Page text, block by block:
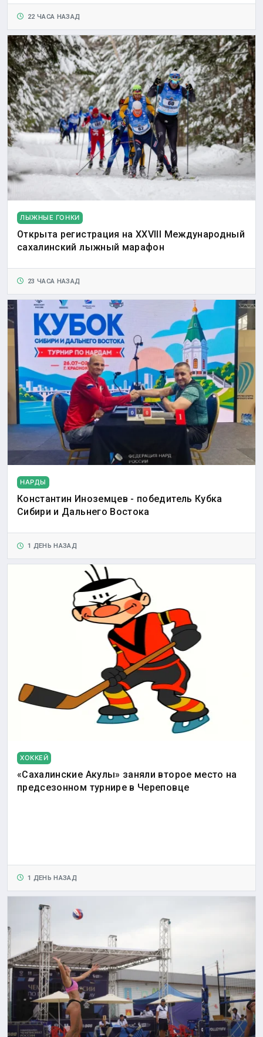
22 ЧАСА НАЗАД
ЛЫЖНЫЕ ГОНКИ
Открыта регистрация на XXVIII Международный
сахалинский лыжный марафон
23 ЧАСА НАЗАД
НАРДЫ
Константин Иноземцев - победитель Кубка
Сибири и Дальнего Востока
1 ДЕНЬ НАЗАД
ХОККЕЙ
«Сахалинские Акулы» заняли второе место на
предсезонном турнире в Череповце
1 ДЕНЬ НАЗАД